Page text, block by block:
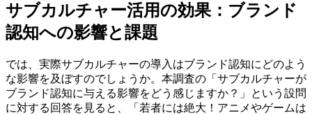
サブカルチャー活用の効果：ブランド
認知への影響と課題
では、実際サブカルチャーの導入はブランド認知にどのよう
な影響を及ぼすのでしょうか。本調査の「サブカルチャーが
ブランド認知に与える影響をどう感じますか？」という設問
に対する回答を見ると、「若者には絶大！アニメやゲームは